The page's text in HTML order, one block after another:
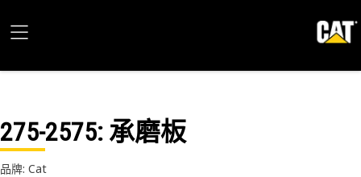
275-2575: 承磨板
品牌: Cat